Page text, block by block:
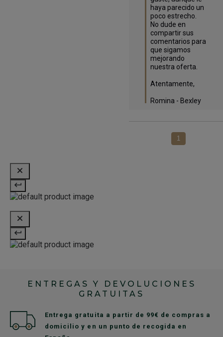
haya parecido un
poco estrecho.
No dude en
compartir sus
comentarios para
que sigamos
mejorando
nuestra oferta.
Atentamente,
Romina - Bexley
1
ENTREGAS Y DEVOLUCIONES
GRATUITAS
Entrega gratuita a partir de 99€ de compras a
domicilio y en un punto de recogida en